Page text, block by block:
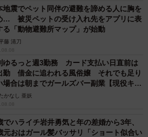
3/5
抑止力になるという（スミレンジャーZさん提
は今年6月から、ポイ捨てへの過料
地震でペット同伴の避難を諦める人に胸を
… 被災ペットの受け入れ先をアプリに表
る「動物避難所マップ」が始動
藤 清刀
ゆるっと週3勤務 カード支払い日直前は
勤 借金に追われる風俗嬢 それでも足り
場合は朝までガールズバー副業【現役キャ
に取材】
かなし 亜妖
でハライチ岩井勇気と年の差婚から3年、
元おはガール髪バッサリ「ショート似合い